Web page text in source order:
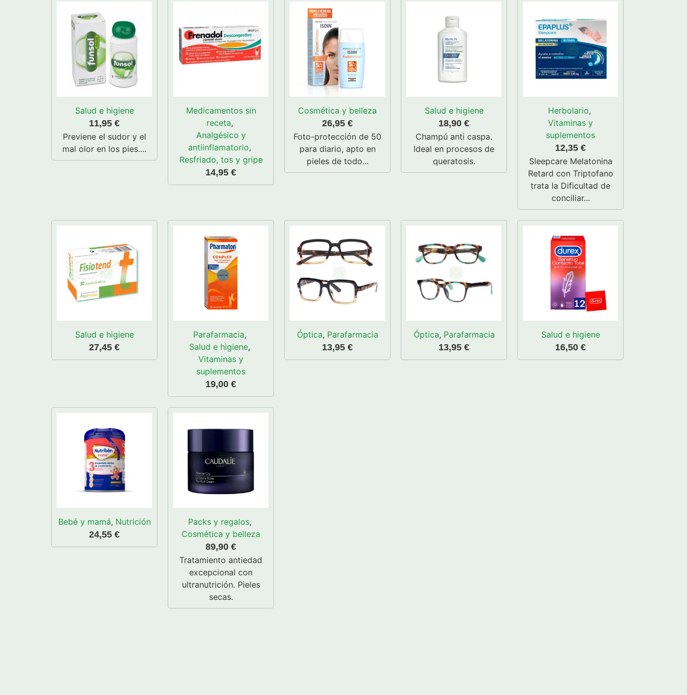
Salud e higiene
11,95 €
Previene el sudor y el
mal olor en los pies....
Medicamentos sin
receta,
Analgésico y
antiinflamatorio,
Resfriado, tos y gripe
14,95 €
Cosmética y belleza
26,95 €
Foto-protección de 50
para diario, apto en
pieles de todo...
Salud e higiene
18,90 €
Champú anti caspa.
Ideal en procesos de
queratosis.
Herbolario,
Vitaminas y
suplementos
12,35 €
Sleepcare Melatonina
Retard con Triptofano
trata la Dificultad de
conciliar...
Salud e higiene
27,45 €
Parafarmacia,
Salud e higiene,
Vitaminas y
suplementos
19,00 €
Óptica, Parafarmacia
13,95 €
Óptica, Parafarmacia
13,95 €
Salud e higiene
16,50 €
Bebé y mamá, Nutrición
24,55 €
Packs y regalos,
Cosmética y belleza
89,90 €
Tratamiento antiedad
excepcional con
ultranutrición. Pieles
secas.